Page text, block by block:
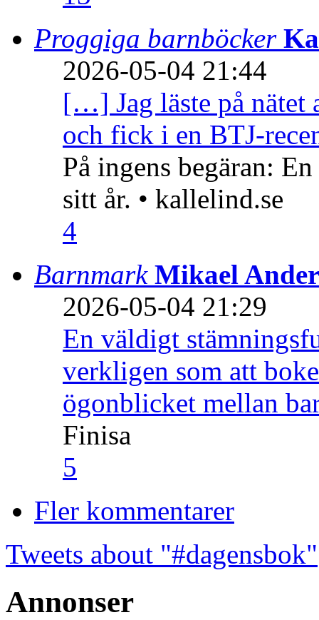
Proggiga barnböcker
2026-05-04 21:44
[…] Jag läste på nätet
och fick i en BTJ-
På ingens begäran:
sitt år. • kallelind.se
4
Barnmark Mikael
2026-05-04 21:29
En väldigt
verkligen som att
ögonblicket mellan
Finisa
5
Fler kommentarer
Tweets about "#dagensbok"
Annonser